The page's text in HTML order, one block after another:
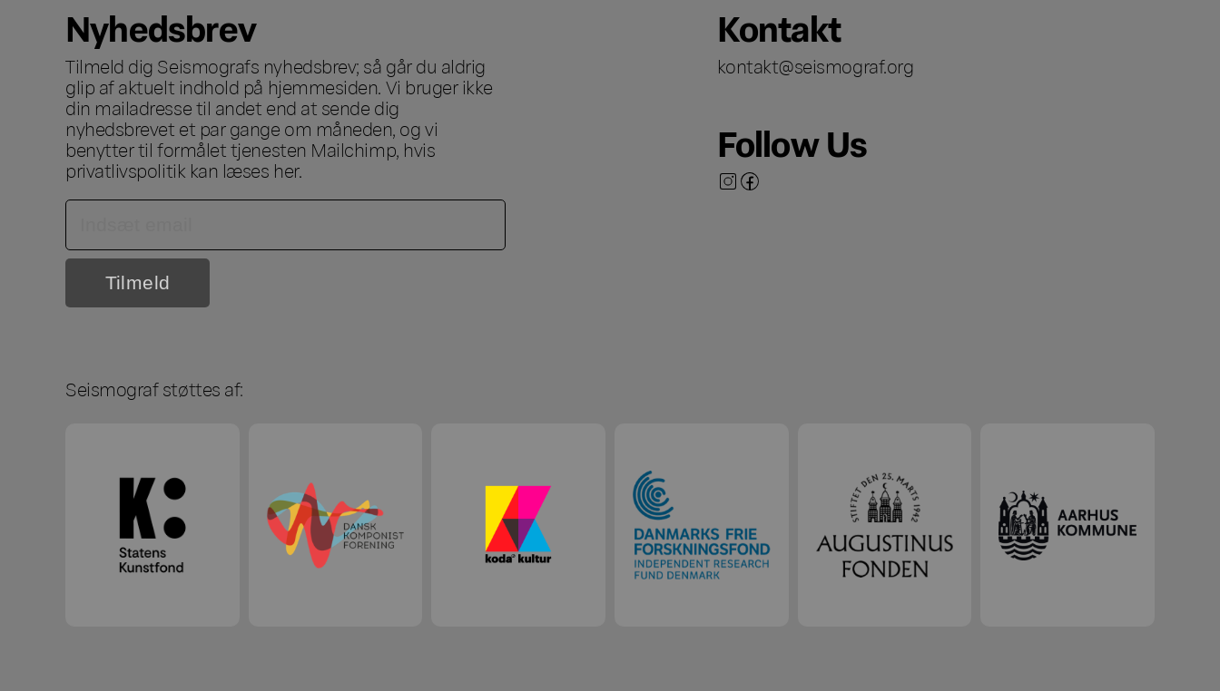
Nyhedsbrev
Tilmeld dig Seismografs nyhedsbrev; så går du aldrig
glip af aktuelt indhold på hjemmesiden. Vi bruger ikke
din mailadresse til andet end at sende dig
nyhedsbrevet et par gange om måneden, og vi
benytter til formålet tjenesten Mailchimp, hvis
privatlivspolitik kan læses her.
Kontakt
kontakt@seismograf.org
Follow Us
Seismograf støttes af: